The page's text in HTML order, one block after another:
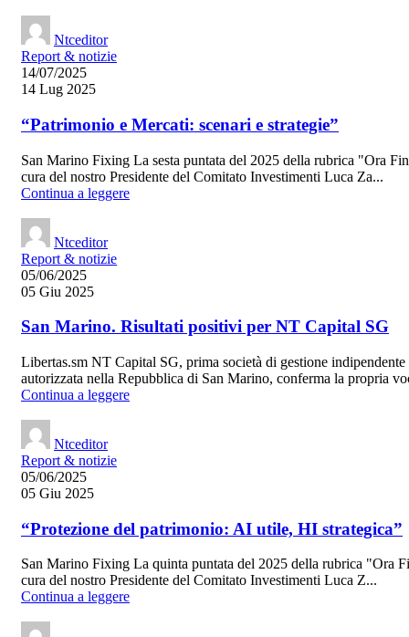
Ntceditor
Report & notizie
14/07/2025
14 Lug 2025
“Patrimonio e Mercati: scenari e strategie”
San Marino Fixing La sesta puntata del 2025 della rubrica "Ora
cura del nostro Presidente del Comitato Investimenti Luca Za...
Continua a leggere
Ntceditor
Report & notizie
05/06/2025
05 Giu 2025
San Marino. Risultati positivi per NT Capital SG
Libertas.sm NT Capital SG, prima società di gestione indipendente
autorizzata nella Repubblica di San Marino, conferma la propria
Continua a leggere
Ntceditor
Report & notizie
05/06/2025
05 Giu 2025
“Protezione del patrimonio: AI utile, HI strategica”
San Marino Fixing La quinta puntata del 2025 della rubrica "Ora
cura del nostro Presidente del Comitato Investimenti Luca Z...
Continua a leggere